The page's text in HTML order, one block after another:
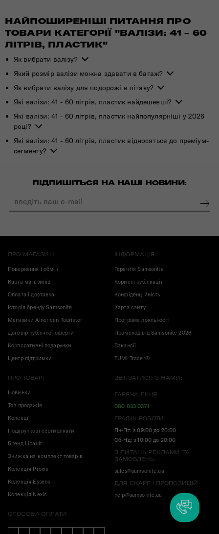
НАЙПОШИРЕНІШІ ПИТАННЯ ПРО
ТОВАРИ КАТЕГОРІЇ "ВАЛІЗИ: 41 - 60
ЛІТРІВ, ПЛАСТИК"
Як вибрати валізу?
Який розмір валізи можна здавати в багаж?
Як вибрати валізу для подорожі в літаку?
Які валізи: 41 - 60 літрів, пластик найдешевші?
Які валізи: 41 - 60 літрів, пластик найпопулярніші у 2026
році?
Які валізи: 41 - 60 літрів, пластик відносяться до преміум-
сегменту?
ПІДПИШІТЬСЯ НА НАШІ НОВИНИ:
ПРО МАГАЗИН:
Повернення і обмін
Карта магазинів
Оплата і доставка
Історія бренду Samsonite
Магазини American Tourister
Договір публічної оферти
Корпоративні подарунки
Центр підтримки
ІНФОРМАЦІЯ:
Гарантія Samsonite
Корисні публікації
Конфіденційність
Карта сайту
Програма лояльності
Промокод від Samsonite 2026
Вакансії
TUMI Tracer®
ПРО ТОВАР:
Новинки
Топ продажів
Колекції
Подарункові сертифікати
Бренд Lipault
Знижка на комплект товарів
Колекція Proxis
Колекція Essens
Колекція Nexis
ЗВ'ЯЗАТИСЯ З НАМИ:
ГАРЯЧА ЛІНІЯ
080 033 0371
ГРАФІК РОБОТИ
Пн-Пт: з 09:00 до 20:00
Сб-Нд: з 10:00 до 20:00
З ПИТАНЬ РЕКЛАМИ ТА
ЗАМОВЛЕНЬ
sales@samsonite.ua
ДЛЯ СКАРГ І ПРОПОЗИЦІЙ
help@samsonite.ua
СПОСОБИ ОПЛАТИ